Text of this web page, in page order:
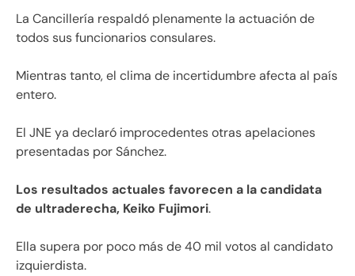
La Cancillería respaldó plenamente la actuación de
todos sus funcionarios consulares.
Mientras tanto, el clima de incertidumbre afecta al país
entero.
El JNE ya declaró improcedentes otras apelaciones
presentadas por Sánchez.
Los resultados actuales favorecen a la candidata
de ultraderecha, Keiko Fujimori.
Ella supera por poco más de 40 mil votos al candidato
izquierdista.